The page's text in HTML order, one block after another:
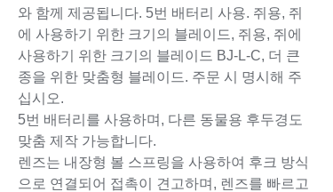
와 함께 제공됩니다. 5번 배터리 사용. 쥐용, 쥐
에 사용하기 위한 크기의 블레이드, 쥐용, 쥐에
사용하기 위한 크기의 블레이드 BJ-L-C, 더 큰
종을 위한 맞춤형 블레이드. 주문 시 명시해 주
십시오.
5번 배터리를 사용하며, 다른 동물용 후두경도
맞춤 제작 가능합니다.
렌즈는 내장형 볼 스프링을 사용하여 후크 방식
으로 연결되어 접촉이 견고하며, 렌즈를 빠르고